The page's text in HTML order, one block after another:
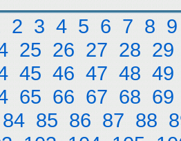
2 3 4 5 6 7 8 9
25 26 27 28 29
45 46 47 48 49
65 66 67 68 69
84 85 86 87 88